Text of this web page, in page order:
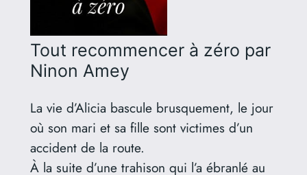
Tout recommencer à zéro par
Ninon Amey
La vie d’Alicia bascule brusquement, le jour
où son mari et sa fille sont victimes d’un
accident de la route.
À la suite d’une trahison qui l’a ébranlé au